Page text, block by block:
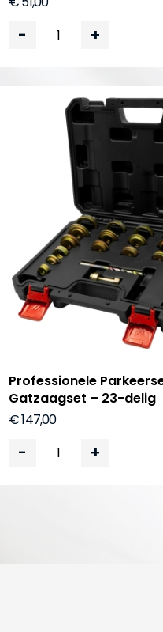
- +
Professionele
Gatzaagset – 23-delig
€ 147,00
- +